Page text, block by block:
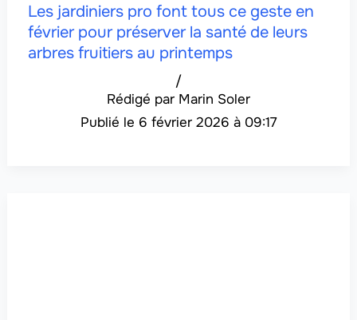
Les jardiniers pro font tous ce geste en
février pour préserver la santé de leurs
arbres fruitiers au printemps
Marin Soler
/
6 février 2026 à 09:17